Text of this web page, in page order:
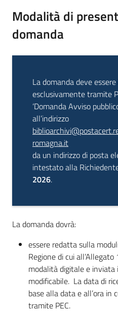
Modalità di
domanda
La domanda deve
esclusivamente tramite
‘Domanda Avviso
all’indirizzo
romagna.it
da un indirizzo di posta
intestato alla
2026.
La domanda dovrà:
essere redatta sulla
Regione di cui
modalità digitale e
modificabile. La data di
base alla data e all’ora in
tramite PEC.